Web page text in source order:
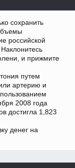
сохранить
российской
и прижмите
путем
артерию и
2008 года
достигла 1,823
денег на